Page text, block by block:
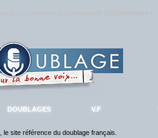
DOUBLAGES V.F
, le site référence du doublage français.